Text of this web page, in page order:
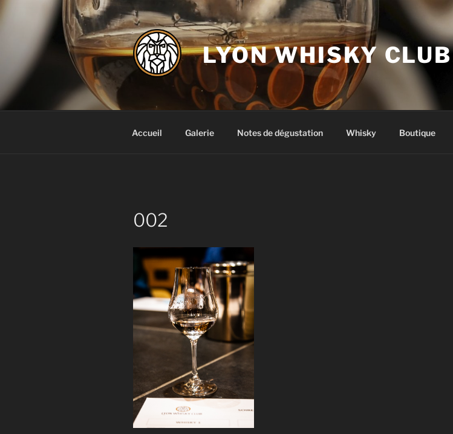
principal
LYON WHISKY CLUB
Accueil Galerie Notes de dégustation Whisky Boutique
002